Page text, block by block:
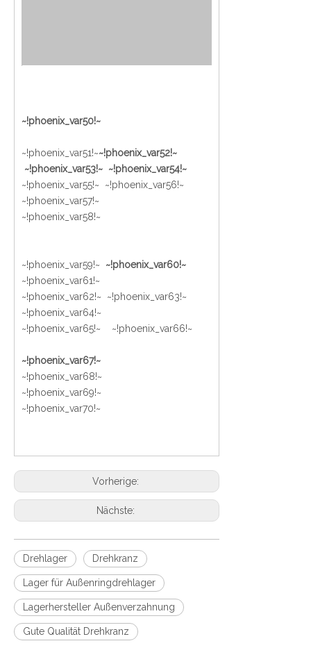
~!phoenix_var50!~
~!phoenix_var51!~~!phoenix_var52!~
~!phoenix_var53!~ ~!phoenix_var54!~
~!phoenix_var55!~ ~!phoenix_var56!~
~!phoenix_var57!~
~!phoenix_var58!~
~!phoenix_var59!~ ~!phoenix_var60!~
~!phoenix_var61!~
~!phoenix_var62!~ ~!phoenix_var63!~
~!phoenix_var64!~
~!phoenix_var65!~
~!phoenix_var66!~
~!phoenix_var67!~
~!phoenix_var68!~
~!phoenix_var69!~
~!phoenix_var70!~
Vorherige:
Nächste:
Drehlager Drehkranz
Lager für Außenringdrehlager
Lagerhersteller Außenverzahnung
Gute Qualität Drehkranz